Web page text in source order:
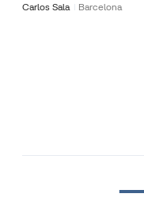
Carlos Sala Barcelona